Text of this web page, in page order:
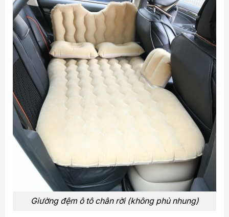
Giường đệm ô tô chân rời (không phủ nhung)